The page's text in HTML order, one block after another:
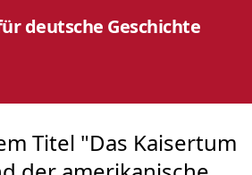
deutsche Geschichte
Titel "Das Kaisertum